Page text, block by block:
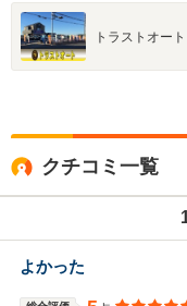
トラストオート
クチコミ一覧
よかった